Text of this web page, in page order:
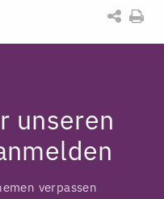
unseren
verpassen